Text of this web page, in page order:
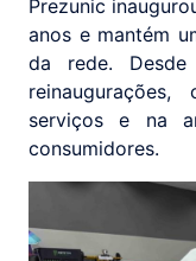
Prezunic
anos e mantém
da rede.
serviços e na
consumidores.